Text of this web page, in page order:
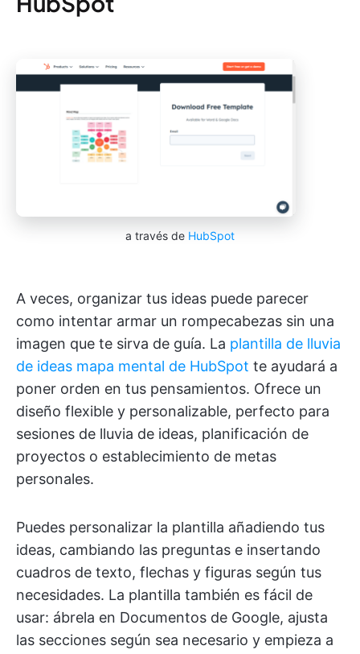
a través de HubSpot
A veces, organizar tus ideas puede parecer
como intentar armar un rompecabezas sin una
imagen que te sirva de guía. La plantilla de lluvia
de ideas mapa mental de HubSpot te ayudará a
poner orden en tus pensamientos. Ofrece un
diseño flexible y personalizable, perfecto para
sesiones de lluvia de ideas, planificación de
proyectos o establecimiento de metas
personales.
Puedes personalizar la plantilla añadiendo tus
ideas, cambiando las preguntas e insertando
cuadros de texto, flechas y figuras según tus
necesidades. La plantilla también es fácil de
usar: ábrela en Documentos de Google, ajusta
las secciones según sea necesario y empieza a